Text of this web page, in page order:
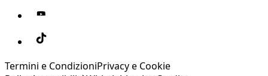
Termini e CondizioniPrivacy e Cookie